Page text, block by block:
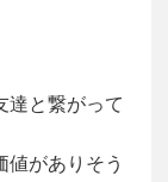
達と繋がって
値がありそう